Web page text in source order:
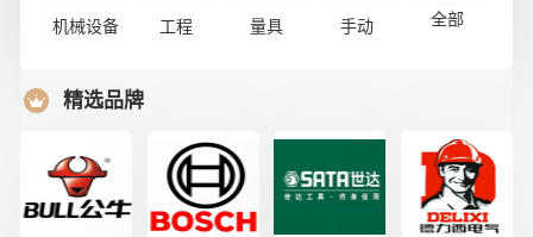
机械设备 工程 量具 手动 全部
精选品牌